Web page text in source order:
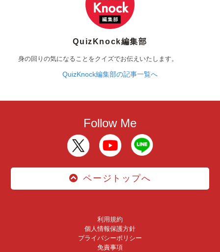
QuizKnock編集部
身の回りの気になることをクイズでお伝えいたします。
QuizKnock編集部の記事一覧へ
Follow Me
ページトップへ
利用規約
個人情報保護方針
プライバシーポリシー
免責事項